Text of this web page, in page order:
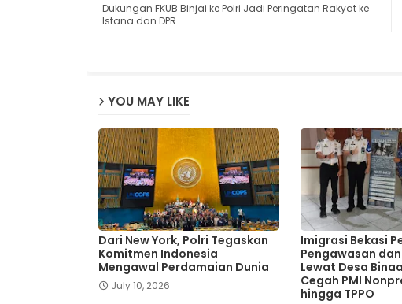
Dukungan FKUB Binjai ke Polri Jadi Peringatan Rakyat ke
Istana dan DPR
YOU MAY LIKE
Dari New York, Polri Tegaskan
Komitmen Indonesia
Mengawal Perdamaian Dunia
July 10, 2026
Imigrasi Bekasi
Pengawasan
Lewat Desa
Cegah PMI
hingga TPPO